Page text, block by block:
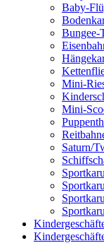
Baby-
Bungee-
Mini-
Mini-
Saturn/